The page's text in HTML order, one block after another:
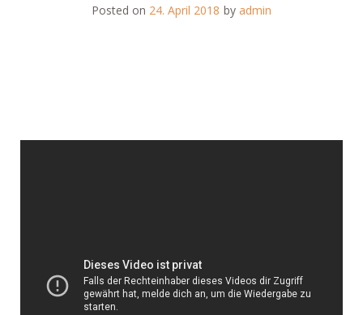
Posted on 24. April 2018 by admin